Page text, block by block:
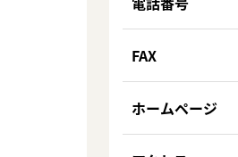
FAX
ホームページ